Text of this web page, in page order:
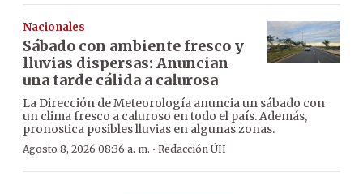
Nacionales
Sábado con ambiente fresco y
lluvias dispersas: Anuncian
una tarde cálida a calurosa
La Dirección de Meteorología anuncia un sábado con
un clima fresco a caluroso en todo el país. Además,
pronostica posibles lluvias en algunas zonas.
Agosto 8, 2026 08:36 a. m. · Redacción ÚH